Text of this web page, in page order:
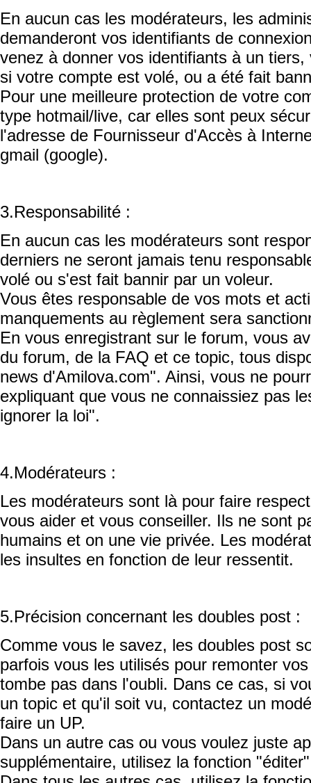
En aucun cas les modérateurs, les
demanderont vos identifiants de
venez à donner vos identifiants à un
si votre compte est volé, ou a été fait
Pour une meilleure protection de votre
type hotmail/live, car elles sont peux
l'adresse de Fournisseur d'Accès à
gmail (google).
3.Responsabilité :
En aucun cas les modérateurs sont
derniers ne seront jamais tenu
volé ou s'est fait bannir par un voleur.
Vous êtes responsable de vos mots et
manquements au règlement sera
En vous enregistrant sur le forum, vous
du forum, de la FAQ et ce topic, tous
news d'Amilova.com". Ainsi, vous ne
expliquant que vous ne connaissiez pas
ignorer la loi".
4.Modérateurs :
Les modérateurs sont là pour faire
vous aider et vous conseiller. Ils ne sont
humains et on une vie privée. Les
les insultes en fonction de leur ressentit.
5.Précision concernant les doubles post :
Comme vous le savez, les doubles post
parfois vous les utilisés pour remonter
tombe pas dans l'oubli. Dans ce cas, si
un topic et qu'il soit vu, contactez un
faire un UP.
Dans un autre cas ou vous voulez juste
supplémentaire, utilisez la fonction